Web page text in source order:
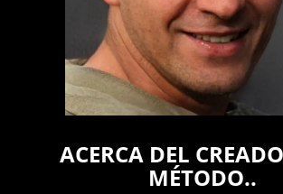
ACERCA DEL
MÉTODO..